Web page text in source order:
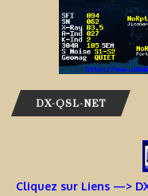
DX-QSL-NET
Cliquez sur Liens —>